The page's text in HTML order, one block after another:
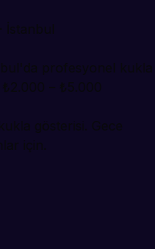
profesyonel kukla
– ₺5.000
gösterisi. Gece
için.